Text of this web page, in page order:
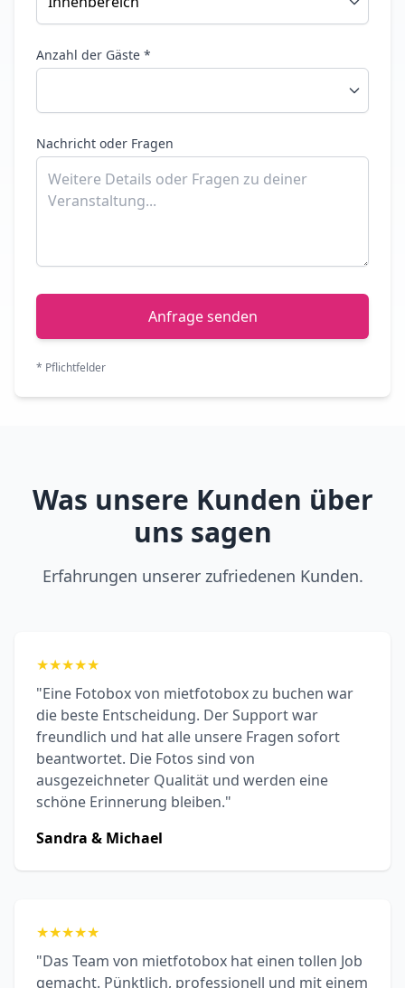
Anzahl der Gäste *
Nachricht oder Fragen
Anfrage senden
* Pflichtfelder
Was unsere Kunden über
uns sagen
Erfahrungen unserer zufriedenen Kunden.
★★★★★
"Eine Fotobox von mietfotobox zu buchen war
die beste Entscheidung. Der Support war
freundlich und hat alle unsere Fragen sofort
beantwortet. Die Fotos sind von
ausgezeichneter Qualität und werden eine
schöne Erinnerung bleiben."
Sandra & Michael
★★★★★
"Das Team von mietfotobox hat einen tollen Job
gemacht. Pünktlich, professionell und mit einem